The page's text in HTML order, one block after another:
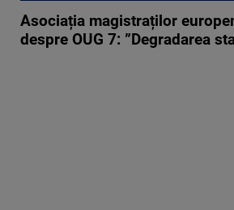
Asociația magistraților
despre OUG 7: ”Degradarea